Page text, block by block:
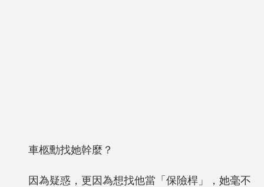
車柩勳找她幹麼？
因為疑惑，更因為想找他當「保險桿」，她毫不